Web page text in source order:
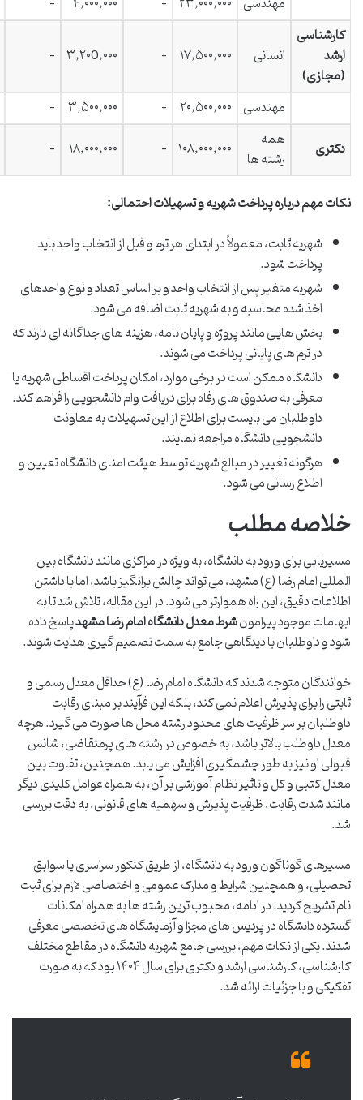
کارشناسی
ارشد
(مجازی)
انسانی ۱۷,۵۰۰,۰۰۰ – ۳,۲۰0,۰۰۰ –
مهندسی ۲۰,۵۰۰,۰۰۰ – ۳,۵۰۰,۰۰۰ –
دکتری
همه
رشته ها ۱۰۸,۰۰۰,۰۰۰ – ۱۸,۰۰۰,۰۰۰ –
نکات مهم درباره پرداخت شهریه و تسهیلات احتمالی:
شهریه ثابت، معمولاً در ابتدای هر ترم و قبل از انتخاب واحد باید
پرداخت شود.
شهریه متغیر پس از انتخاب واحد و بر اساس تعداد و نوع واحدهای
اخذ شده محاسبه و به شهریه ثابت اضافه می شود.
بخش هایی مانند پروژه و پایان نامه، هزینه های جداگانه ای دارند که
در ترم های پایانی پرداخت می شوند.
دانشگاه ممکن است در برخی موارد، امکان پرداخت اقساطی شهریه یا
معرفی به صندوق های رفاه برای دریافت وام دانشجویی را فراهم کند.
داوطلبان می بایست برای اطلاع از این تسهیلات به معاونت
دانشجویی دانشگاه مراجعه نمایند.
هرگونه تغییر در مبالغ شهریه توسط هیئت امنای دانشگاه تعیین و
اطلاع رسانی می شود.
خلاصه مطلب
مسیریابی برای ورود به دانشگاه، به ویژه در مراکزی مانند دانشگاه بین
المللی امام رضا (ع) مشهد، می تواند چالش برانگیز باشد، اما با داشتن
اطلاعات دقیق، این راه هموارتر می شود. در این مقاله، تلاش شد تا به
ابهامات موجود پیرامونشرط معدل دانشگاه امام رضا مشهدپاسخ داده
شود و داوطلبان با دیدگاهی جامع به سمت تصمیم گیری هدایت شوند.
خوانندگان متوجه شدند که دانشگاه امام رضا (ع) حداقل معدل رسمی و
ثابتی را برای پذیرش اعلام نمی کند، بلکه این فرآیند بر مبنای رقابت
داوطلبان بر سر ظرفیت های محدود رشته محل ها صورت می گیرد. هرچه
معدل داوطلب بالاتر باشد، به خصوص در رشته های پرمتقاضی، شانس
قبولی او نیز به طور چشمگیری افزایش می یابد. همچنین، تفاوت بین
معدل کتبی و کل و تاثیر نظام آموزشی بر آن، به همراه عوامل کلیدی دیگر
مانند شدت رقابت، ظرفیت پذیرش و سهمیه های قانونی، به دقت بررسی
شد.
مسیرهای گوناگون ورود به دانشگاه، از طریق کنکور سراسری یا سوابق
تحصیلی، و همچنین شرایط و مدارک عمومی و اختصاصی لازم برای ثبت
نام تشریح گردید. در ادامه، محبوب ترین رشته ها به همراه امکانات
گسترده دانشگاه در پردیس های مجزا و آزمایشگاه های تخصصی معرفی
شدند. یکی از نکات مهم، بررسی جامع شهریه دانشگاه در مقاطع مختلف
کارشناسی، کارشناسی ارشد و دکتری برای سال ۱۴۰۴ بود که به صورت
تفکیکی و با جزئیات ارائه شد.